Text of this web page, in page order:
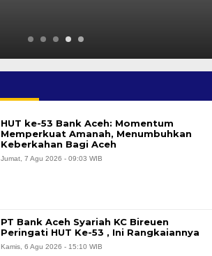
HUT ke-53 Bank Aceh: Momentum
Memperkuat Amanah, Menumbuhkan
Keberkahan Bagi Aceh
Jumat, 7 Agu 2026 - 09:03 WIB
PT Bank Aceh Syariah KC Bireuen
Peringati HUT Ke-53 , Ini Rangkaiannya
Kamis, 6 Agu 2026 - 15:10 WIB